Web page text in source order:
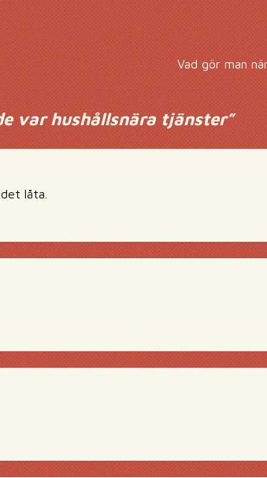
Vad gör man
var hushållsnära tjänster”
låta.